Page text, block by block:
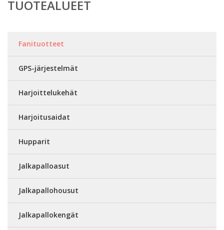
TUOTEALUEET
Fanituotteet
GPS-järjestelmät
Harjoittelukehät
Harjoitusaidat
Hupparit
Jalkapalloasut
Jalkapallohousut
Jalkapallokengät